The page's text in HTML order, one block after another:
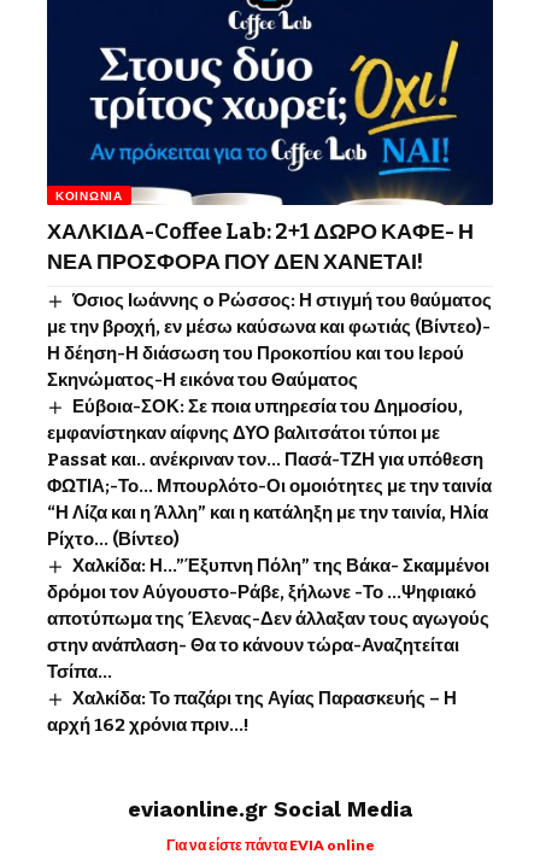
ΚΟΙΝΩΝΊΑ
ΧΑΛΚΙΔΑ-Coffee Lab: 2+1 ΔΩΡΟ ΚΑΦΕ- Η
ΝΕΑ ΠΡΟΣΦΟΡΑ ΠΟΥ ΔΕΝ ΧΑΝΕΤΑΙ!
Όσιος Ιωάννης o Ρώσσος: Η στιγμή του θαύματος
με την βροχή, εν μέσω καύσωνα και φωτιάς (Βίντεο)-
Η δέηση-Η διάσωση του Προκοπίου και του Ιερού
Σκηνώματος-Η εικόνα του Θαύματος
Εύβοια-ΣΟΚ: Σε ποια υπηρεσία του Δημοσίου,
εμφανίστηκαν αίφνης ΔΥΟ βαλιτσάτοι τύποι με
Passat και.. ανέκριναν τον… Πασά-ΤΖΗ για υπόθεση
ΦΩΤΙΑ;-Το… Μπουρλότο-Οι ομοιότητες με την ταινία
“Η Λίζα και η Άλλη” και η κατάληξη με την ταινία, Ηλία
Ρίχτο… (Βίντεο)
Χαλκίδα: Η…”Έξυπνη Πόλη” της Βάκα- Σκαμμένοι
δρόμοι τον Αύγουστο-Ράβε, ξήλωνε -Το …Ψηφιακό
αποτύπωμα της Έλενας-Δεν άλλαξαν τους αγωγούς
στην ανάπλαση- Θα το κάνουν τώρα-Αναζητείται
Τσίπα…
Χαλκίδα: Το παζάρι της Αγίας Παρασκευής – Η
αρχή 162 χρόνια πριν…!
eviaonline.gr Social Media
Για να είστε πάντα EVIA online